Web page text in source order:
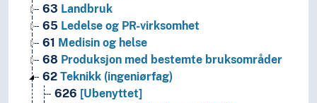
63 Landbruk
65 Ledelse og PR-virksomhet
61 Medisin og helse
68 Produksjon med bestemte bruksområder
62 Teknikk (ingeniørfag)
626 [Ubenyttet]